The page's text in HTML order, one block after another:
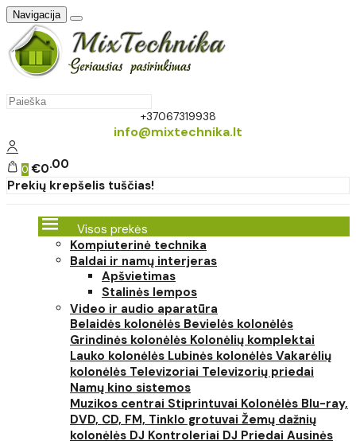
Navigacija
+37067319938
info@mixtechnika.lt
0 €0 00
Prekių krepšelis tuščias!
Visos prekės
Kompiuterinė technika
Baldai ir namų interjeras
Apšvietimas
Stalinės lempos
Video ir audio aparatūra
Belaidės kolonėlės Bevielės kolonėlės
Grindinės kolonėlės Kolonėlių komplektai
Lauko kolonėlės Lubinės kolonėlės Vakarėlių
kolonėlės Televizoriai Televizorių priedai
Namų kino sistemos
Muzikos centrai Stiprintuvai Kolonėlės Blu-ray,
DVD, CD, FM, Tinklo grotuvai Žemų dažnių
kolonėlės DJ Kontroleriai DJ Priedai Ausinės